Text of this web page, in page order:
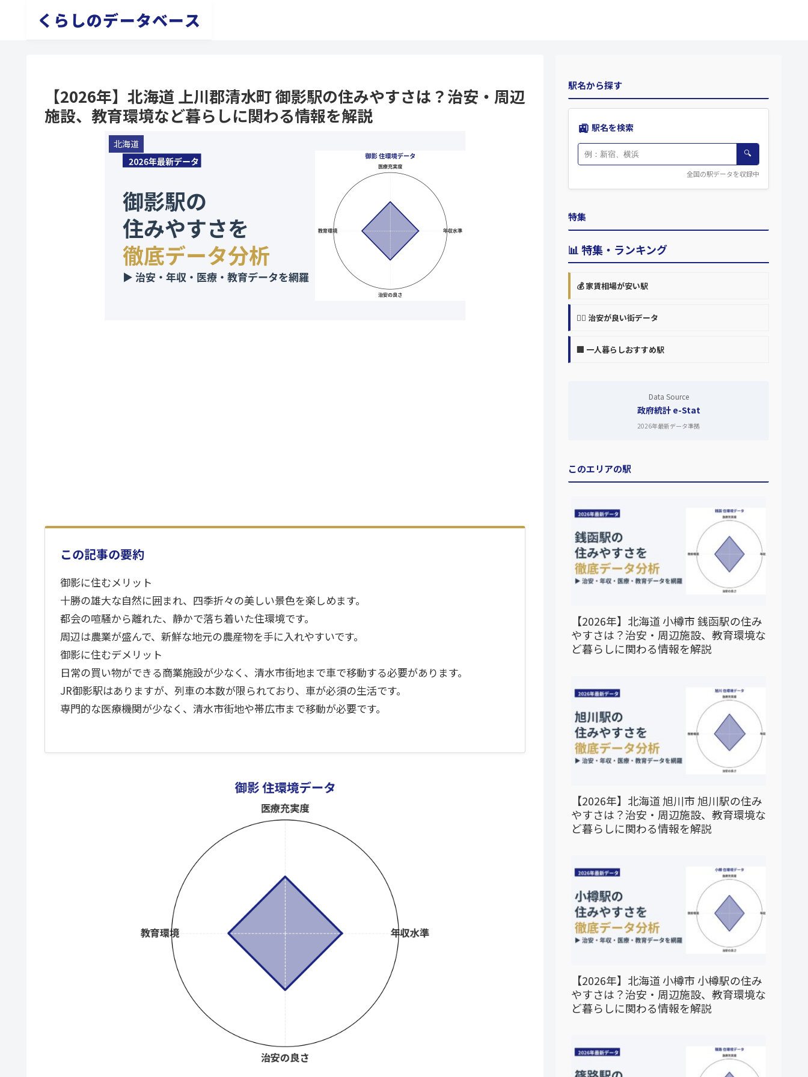
くらしのデータベース
【2026年】北海道 上川郡清水町 御影駅の住みやすさは？治安・周辺
施設、教育環境など暮らしに関わる情報を解説
北海道
この記事の要約
御影に住むメリット
十勝の雄大な自然に囲まれ、四季折々の美しい景色を楽しめます。
都会の喧騒から離れた、静かで落ち着いた住環境です。
周辺は農業が盛んで、新鮮な地元の農産物を手に入れやすいです。
御影に住むデメリット
日常の買い物ができる商業施設が少なく、清水市街地まで車で移動する必要があります。
JR御影駅はありますが、列車の本数が限られており、車が必須の生活です。
専門的な医療機関が少なく、清水市街地や帯広市まで移動が必要です。
駅名から探す
🚉 駅名を検索
🔍
全国の駅データを収録中
特集
📊 特集・ランキング
💰 家賃相場が安い駅
👮‍♀️ 治安が良い街データ
🏢 一人暮らしおすすめ駅
Data Source
政府統計 e-Stat
2026年最新データ準拠
このエリアの駅
【2026年】北海道 小樽市 銭函駅の住み
やすさは？治安・周辺施設、教育環境な
ど暮らしに関わる情報を解説
【2026年】北海道 旭川市 旭川駅の住み
やすさは？治安・周辺施設、教育環境な
ど暮らしに関わる情報を解説
【2026年】北海道 小樽市 小樽駅の住み
やすさは？治安・周辺施設、教育環境な
ど暮らしに関わる情報を解説